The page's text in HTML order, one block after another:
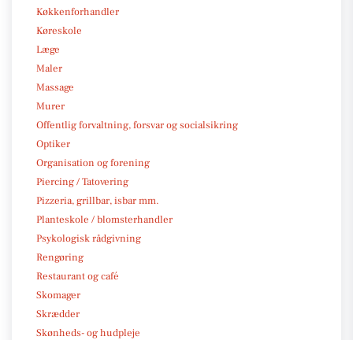
Køkkenforhandler
Køreskole
Læge
Maler
Massage
Murer
Offentlig forvaltning, forsvar og socialsikring
Optiker
Organisation og forening
Piercing / Tatovering
Pizzeria, grillbar, isbar mm.
Planteskole / blomsterhandler
Psykologisk rådgivning
Rengøring
Restaurant og café
Skomager
Skrædder
Skønheds- og hudpleje